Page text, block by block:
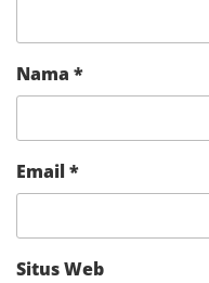
Nama *
Email *
Situs Web